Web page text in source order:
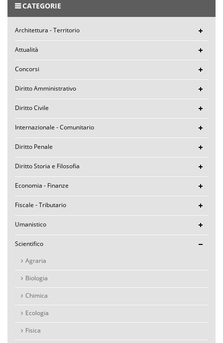
CATEGORIE
Architettura - Territorio
Attualità
Concorsi
Diritto Amministrativo
Diritto Civile
Internazionale - Comunitario
Diritto Penale
Diritto Storia e Filosofia
Economia - Finanze
Fiscale - Tributario
Umanistico
Scientifico
Agraria
Biologia
Chimica
Ecologia
Fisica